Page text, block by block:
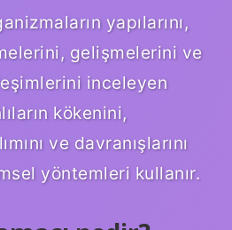
yapılarını,
gelişmelerini ve
inceleyen
kökenini,
ve davranışlarını
yöntemleri kullanır.